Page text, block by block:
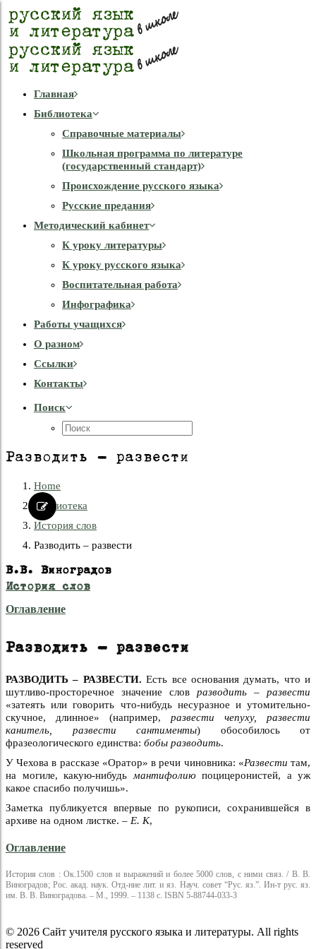
Главная
Библиотека
Справочные материалы
Школьная программа по литературе
(государственный стандарт)
Происхождение русского языка
Русские предания
Методический кабинет
К уроку литературы
К уроку русского языка
Воспитательная работа
Инфографика
Работы учащихся
О разном
Cсылки
Контакты
Поиск
Разводить – развести
Home
Библиотека
История слов
Разводить – развести
В.В. Виноградов
История слов
Оглавление
Разводить – развести
РАЗВОДИТЬ – РАЗВЕСТИ. Есть все основания думать, что и
шутливо-просторечное значение слов разводить – развести
«затеять или говорить что-нибудь несуразное и утомительно-
скучное, длинное» (например, развести чепуху, развести
канитель, развести сантименты) обособилось от
фразеологического единства: бобы разводить.
У Чехова в рассказе «Оратор» в речи чиновника: «Развести там,
на могиле, какую-нибудь мантифолию поцицеронистей, а уж
какое спасибо получишь».
Заметка публикуется впервые по рукописи, сохранившейся в
архиве на одном листке. – Е. К,
Оглавление
История слов : Ок.1500 слов и выражений и более 5000 слов, с ними связ. / В. В.
Виноградов; Рос. акад. наук. Отд-ние лит. и яз. Науч. совет “Рус. яз.”. Ин-т рус. яз.
им. В. В. Виноградова. – М., 1999. – 1138 с. ISBN 5-88744-033-3
© 2026 Сайт учителя русского языка и литературы. All rights
reserved